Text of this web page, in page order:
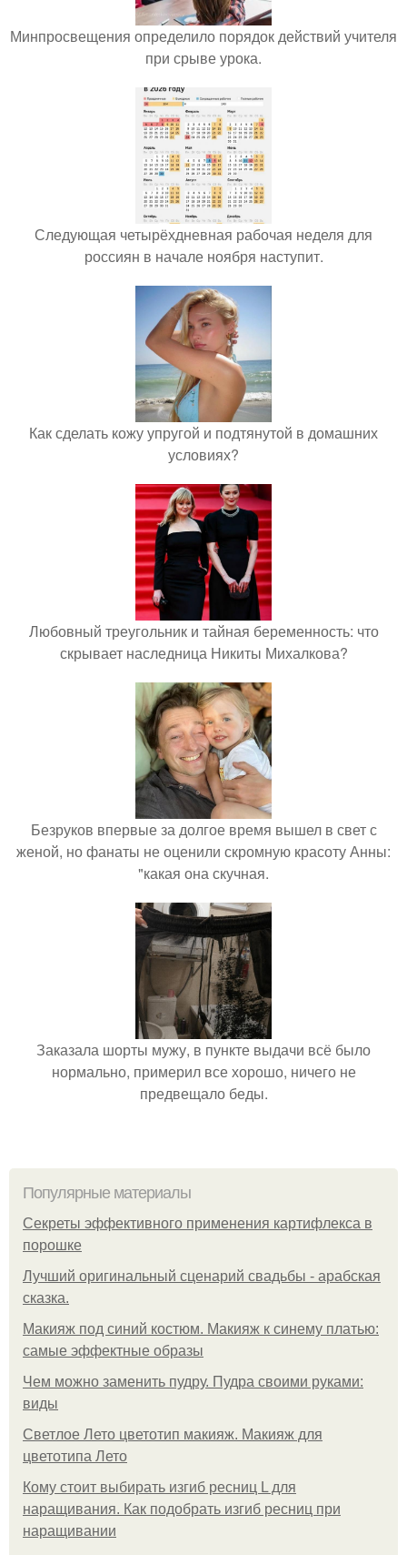
Минпросвещения определило порядок действий учителя
при срыве урока.
Следующая четырёхдневная рабочая неделя для
россиян в начале ноября наступит.
Как сделать кожу упругой и подтянутой в домашних
условиях?
Любовный треугольник и тайная беременность: что
скрывает наследница Никиты Михалкова?
Безруков впервые за долгое время вышел в свет с
женой, но фанаты не оценили скромную красоту Анны:
"какая она скучная.
Заказала шорты мужу, в пункте выдачи всё было
нормально, примерил все хорошо, ничего не
предвещало беды.
Популярные материалы
Секреты эффективного применения картифлекса в
порошке
Лучший оригинальный сценарий свадьбы - арабская
сказка.
Макияж под синий костюм. Макияж к синему платью:
самые эффектные образы
Чем можно заменить пудру. Пудра своими руками:
виды
Светлое Лето цветотип макияж. Макияж для
цветотипа Лето
Кому стоит выбирать изгиб ресниц L для
наращивания. Как подобрать изгиб ресниц при
наращивании